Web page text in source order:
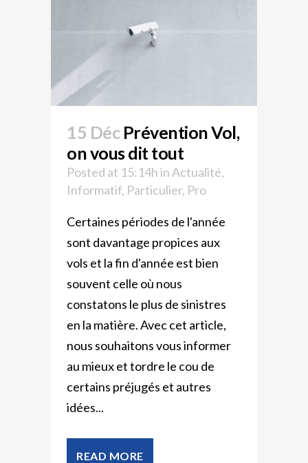
15 Déc Prévention Vol,
on vous dit tout
Posted at 15:14hin Actualité,
Informatif, Particulier, Pro
Certaines périodes de l'année
sont davantage propices aux
vols et la fin d'année est bien
souvent celle où nous
constatons le plus de sinistres
en la matière. Avec cet article,
nous souhaitons vous informer
au mieux et tordre le cou de
certains préjugés et autres
idées...
READ MORE